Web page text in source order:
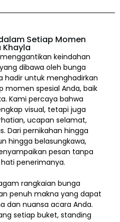
Setiap Momen
Khayla
keindahan
dibawa oleh bunga
hadir untuk menghadirkan
momen spesial Anda, baik
Kami percaya bahwa
visual, tetapi juga
ucapan selamat,
Dari pernikahan hingga
hingga belasungkawa,
pesan tanpa
penerimanya.
rangkaian bunga
penuh makna yang dapat
dan nuansa acara Anda.
setiap buket, standing